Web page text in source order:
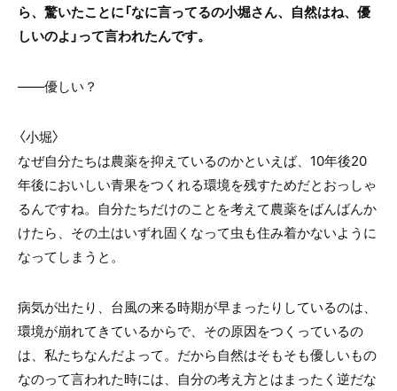
ら、驚いたことに「なに言ってるの小堀さん、自然はね、優
しいのよ」って言われたんです。
――優しい？
〈小堀〉
なぜ自分たちは農薬を抑えているのかといえば、 10年後20
年後においしい青果をつくれる環境を残すためだとおっしゃ
るんですね。自分たちだけのことを考えて農薬をばんばんか
けたら、その土はいずれ固くなって虫も住み着かないように
なってしまうと。
病気が出たり、台風の来る時期が早まったりしているのは、
環境が崩れてきているからで、その原因をつくっているの
は、私たちなんだよって。だから自然はそもそも優しいもの
なのって言われた時には、自分の考え方とはまったく逆だな